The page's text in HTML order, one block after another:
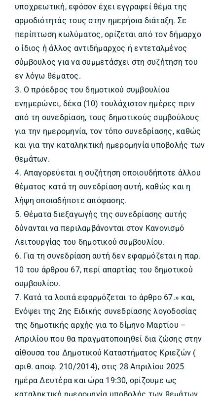
υποχρεωτική, εφόσον έχει εγγραφεί θέμα της
αρμοδιότητάς τους στην ημερήσια διάταξη. Σε
περίπτωση κωλύματος, ορίζεται από τον δήμαρχο
ο ίδιος ή άλλος αντιδήμαρχος ή εντεταλμένος
σύμβουλος για να συμμετάσχει στη συζήτηση του
εν λόγω θέματος.
3. Ο πρόεδρος του δημοτικού συμβουλίου
ενημερώνει, δέκα (10) τουλάχιστον ημέρες πριν
από τη συνεδρίαση, τους δημοτικούς συμβούλους
για την ημερομηνία, τον τόπο συνεδρίασης, καθώς
και για την καταληκτική ημερομηνία υποβολής των
θεμάτων.
4. Απαγορεύεται η συζήτηση οποιουδήποτε άλλου
θέματος κατά τη συνεδρίαση αυτή, καθώς και η
λήψη οποιαδήποτε απόφασης.
5. Θέματα διεξαγωγής της συνεδρίασης αυτής
δύνανται να περιλαμβάνονται στον Κανονισμό
Λειτουργίας του δημοτικού συμβουλίου.
6. Για τη συνεδρίαση αυτή δεν εφαρμόζεται η παρ.
10 του άρθρου 67, περί απαρτίας του δημοτικού
συμβουλίου.
7. Κατά τα λοιπά εφαρμόζεται το άρθρο 67.» και,
Ενόψει της 2ης Ειδικής συνεδρίασης λογοδοσίας
της δημοτικής αρχής για το δίμηνο Μαρτίου –
Απριλίου που θα πραγματοποιηθεί δια ζώσης στην
αίθουσα του Δημοτικού Καταστήματος Κριεζών (
αριθ. αποφ. 210/2014), στις 28 Απριλίου 2025
ημέρα Δευτέρα και ώρα 19:30, ορίζουμε ως